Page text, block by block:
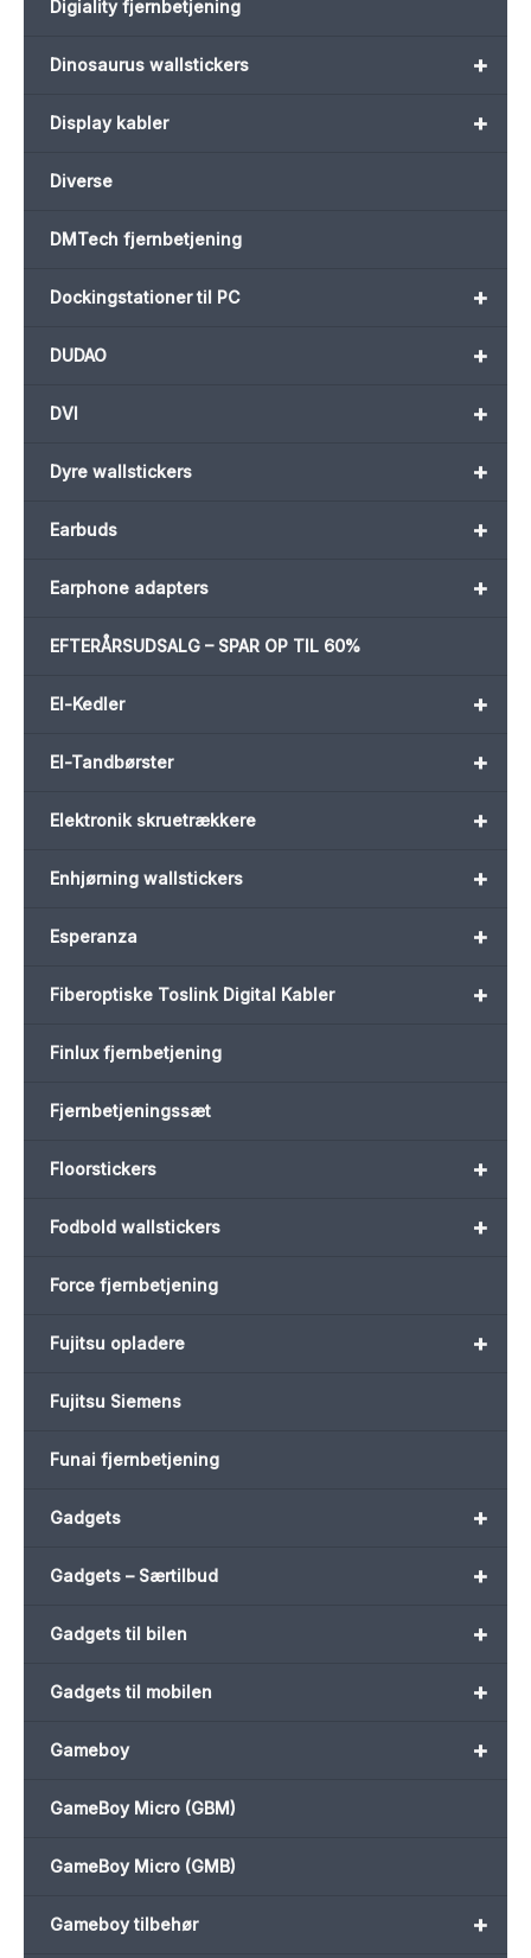
Digiality fjernbetjening
+
Dinosaurus wallstickers
+
Display kabler
Diverse
DMTech fjernbetjening
+
Dockingstationer til PC
+
DUDAO
+
DVI
+
Dyre wallstickers
+
Earbuds
+
Earphone adapters
EFTERÅRSUDSALG – SPAR OP TIL 60%
+
El-Kedler
+
El-Tandbørster
+
Elektronik skruetrækkere
+
Enhjørning wallstickers
+
Esperanza
+
Fiberoptiske Toslink Digital Kabler
Finlux fjernbetjening
Fjernbetjeningssæt
+
Floorstickers
+
Fodbold wallstickers
Force fjernbetjening
+
Fujitsu opladere
Fujitsu Siemens
Funai fjernbetjening
+
Gadgets
+
Gadgets – Særtilbud
+
Gadgets til bilen
+
Gadgets til mobilen
+
Gameboy
GameBoy Micro (GBM)
GameBoy Micro (GMB)
+
Gameboy tilbehør